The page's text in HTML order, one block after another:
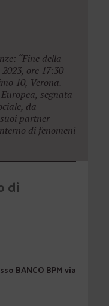
“Fine della
ore 17:30
10, Verona.
segnata
da
partner
di fenomeni
di
BANCO BPM via